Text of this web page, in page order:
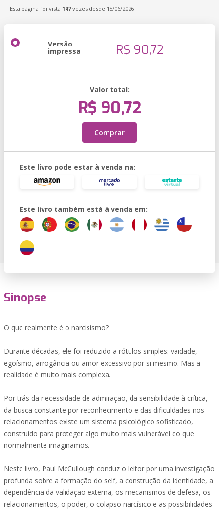
Esta página foi vista 147vezes desde 15/06/2026
Versão
impressa R$ 90,72
Valor total:
R$ 90,72
Comprar
Este livro pode estar à venda na:
Este livro também está à venda em:
Sinopse
O que realmente é o narcisismo?
Durante décadas, ele foi reduzido a rótulos simples: vaidade,
egoísmo, arrogância ou amor excessivo por si mesmo. Mas a
realidade é muito mais complexa.
Por trás da necessidade de admiração, da sensibilidade à crítica,
da busca constante por reconhecimento e das dificuldades nos
relacionamentos existe um sistema psicológico sofisticado,
construído para proteger algo muito mais vulnerável do que
normalmente imaginamos.
Neste livro, Paul McCullough conduz o leitor por uma investigação
profunda sobre a formação do self, a construção da identidade, a
dependência da validação externa, os mecanismos de defesa, os
relacionamentos, o poder, o colapso narcísico e as possibilidades